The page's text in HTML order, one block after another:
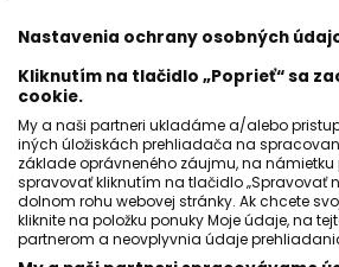
Uviedla
rok získala 19
podporu cez
získala
Richterovcov.
Dorota Nvotová
Balogovi, ktorý
Nastavenia ochrany osobných
Kliknutím na tlačidlo „Poprieť“ sa
cookie.
My a naši partneri ukladáme a/alebo
iných úložiskách prehliadača na
základe oprávneného záujmu, na
spravovať kliknutím na tlačidlo „Spravovať
dolnom rohu webovej stránky. Ak chcete
kliknite na položku ponuky Moje údaje, na
partnerom a neovplyvnia údaje